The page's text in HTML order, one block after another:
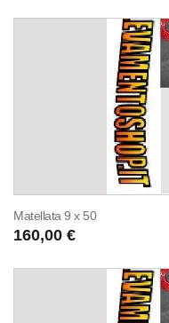
Matellata 9 x 50
160,00 €